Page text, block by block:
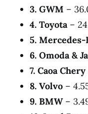
3. GWM –
4. Toyota–
5. Mercedes-
6. Omoda &
7. Caoa Chery
8. Volvo –
9. BMW–